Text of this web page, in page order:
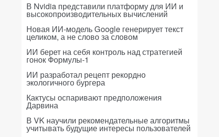
В Nvidia представили платформу для ИИ и
высокопроизводительных вычислений
Новая ИИ-модель Google генерирует текст
целиком, а не слово за словом
ИИ берет на себя контроль над стратегией
гонок Формулы-1
ИИ разработал рецепт рекордно
экологичного бургера
Кактусы оспаривают предположения
Дарвина
В VK научили рекомендательные алгоритмы
учитывать будущие интересы пользователей